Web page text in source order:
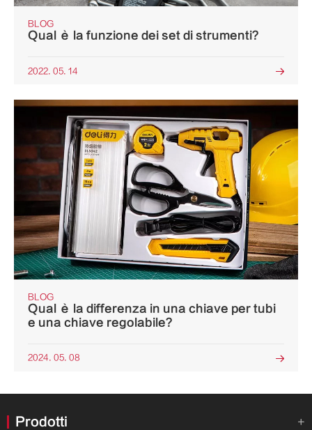
BLOG
Qual è la funzione dei set di strumenti?
2022. 05. 14 
BLOG
Qual è la differenza in una chiave per tubi
e una chiave regolabile?
2024. 05. 08 
Prodotti 